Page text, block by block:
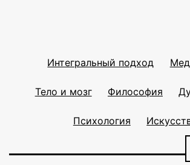
Интегральный подход
Тело и мозг Философия
Психология